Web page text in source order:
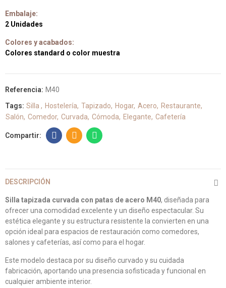
Embalaje:
2 Unidades
Colores y acabados:
Colores standard o color muestra
Referencia: M40
Tags: Silla Hostelería Tapizado Hogar Acero
Restaurante
Salón Comedor Curvada Cómoda Elegante Cafetería
DESCRIPCIÓN
Silla tapizada curvada con patas de acero M40, diseñada para
ofrecer una comodidad excelente y un diseño espectacular. Su
estética elegante y su estructura resistente la convierten en una
opción ideal para espacios de restauración como comedores,
salones y cafeterías, así como para el hogar.
Este modelo destaca por su diseño curvado y su cuidada
fabricación, aportando una presencia sofisticada y funcional en
cualquier ambiente interior.